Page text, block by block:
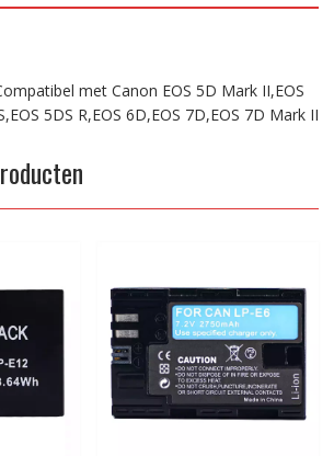
met Canon EOS 5D Mark II,EOS
5DS R,EOS 6D,EOS 7D,EOS 7D Mark II